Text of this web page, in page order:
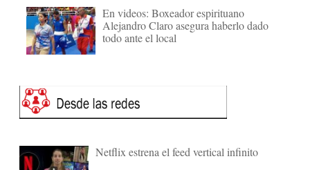
En videos: Boxeador espirituano
Alejandro Claro asegura haberlo dado
todo ante el local
Netflix estrena el feed vertical infinito